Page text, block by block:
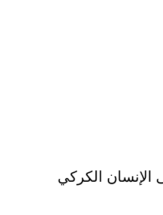
الإنسان الكركي